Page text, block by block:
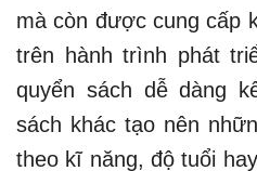
mà còn được cung cấp
trên hành trình phát
quyển sách dễ dàng
sách khác tạo nên
theo kĩ năng, độ tuổi